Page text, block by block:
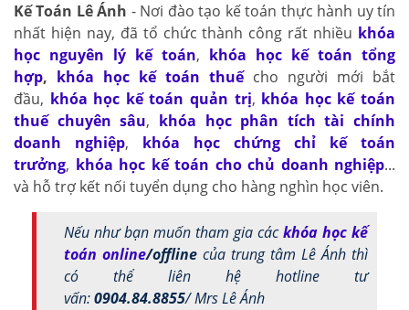
Kế Toán Lê Ánh - Nơi đào tạo kế toán thực hành uy tín
nhất hiện nay, đã tổ chức thành công rất nhiều khóa
học nguyên lý kế toán, khóa học kế toán tổng
hợp, khóa học kế toán thuế cho người mới bắt
đầu, khóa học kế toán quản trị, khóa học kế toán
thuế chuyên sâu, khóa học phân tích tài chính
doanh nghiệp, khóa học chứng chỉ kế toán
trưởng, khóa học kế toán cho chủ doanh nghiệp...
và hỗ trợ kết nối tuyển dụng cho hàng nghìn học viên.
Nếu như bạn muốn tham gia cáckhóa học kế
toán online/offline của trung tâm Lê Ánh thì
có thể liên hệ hotline tư
vấn:0904.84.8855/ Mrs Lê Ánh